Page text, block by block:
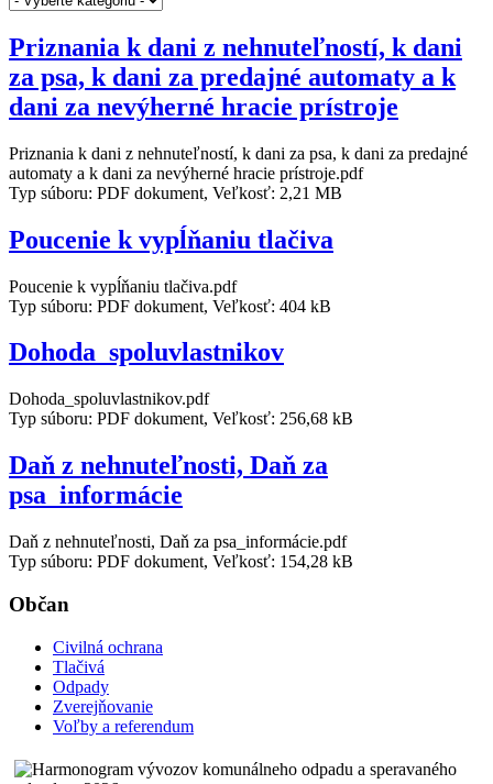
Priznania k dani z nehnuteľností, k dani
za psa, k dani za predajné automaty a k
dani za nevýherné hracie prístroje
Priznania k dani z nehnuteľností, k dani za psa, k dani za predajné
automaty a k dani za nevýherné hracie prístroje.pdf
Typ súboru: PDF dokument, Veľkosť: 2,21 MB
Poucenie k vypĺňaniu tlačiva
Poucenie k vypĺňaniu tlačiva.pdf
Typ súboru: PDF dokument, Veľkosť: 404 kB
Dohoda_spoluvlastnikov
Dohoda_spoluvlastnikov.pdf
Typ súboru: PDF dokument, Veľkosť: 256,68 kB
Daň z nehnuteľnosti, Daň za
psa_informácie
Daň z nehnuteľnosti, Daň za psa_informácie.pdf
Typ súboru: PDF dokument, Veľkosť: 154,28 kB
Občan
Civilná ochrana
Tlačivá
Odpady
Zverejňovanie
Voľby a referendum